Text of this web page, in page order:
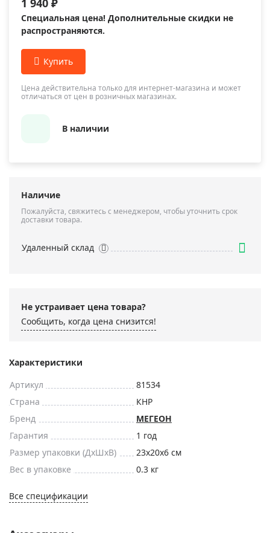
1 940 ₽
Специальная цена! Дополнительные скидки не
распространяются.
Цена действительна только для интернет-магазина и может
отличаться от цен в розничных магазинах.
В наличии
Наличие
Пожалуйста, свяжитесь с менеджером, чтобы уточнить срок
доставки товара.
Удаленный склад
Не устраивает цена товара?
Сообщить, когда цена снизится!
Характеристики
Артикул
81534
Страна
КНР
Бренд
МЕГЕОН
Гарантия
1 год
Размер упаковки (ДxШxВ)
23x20x6 см
Вес в упаковке
0.3 кг
Все спецификации